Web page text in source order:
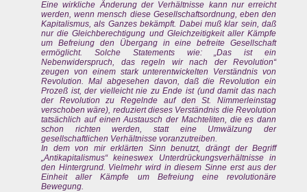
Eine wirkliche Änderung der Verhältnisse kann nur erreicht
werden, wenn mensch diese Gesellschaftsordnung, eben den
Kapitalismus, als Ganzes bekämpft. Dabei muß klar sein, daß
nur die Gleichberechtigung und Gleichzeitigkeit aller Kämpfe
um Befreiung den Übergang in eine befreite Gesellschaft
ermöglicht. Solche Statements wie: „Das ist ein
Nebenwiderspruch, das regeln wir nach der Revolution“
zeugen von einem stark unterentwickelten Verständnis von
Revolution. Mal abgesehen davon, daß die Revolution ein
Prozeß ist, der vielleicht nie zu Ende ist (und damit das nach
der Revolution zu Regelnde auf den St. Nimmerleinstag
verschoben wäre), reduziert dieses Verständnis die Revolution
tatsächlich auf einen Austausch der Machteliten, die es dann
schon richten werden, statt eine Umwälzung der
gesellschaftlichen Verhältnisse voranzutreiben.
In dem von mir erklärten Sinn benutzt, drängt der Begriff
„Antikapitalismus“ keineswex Unterdrückungsverhältnisse in
den Hintergrund. Vielmehr wird in diesem Sinne erst aus der
Einheit aller Kämpfe um Befreiung eine revolutionäre
Bewegung.